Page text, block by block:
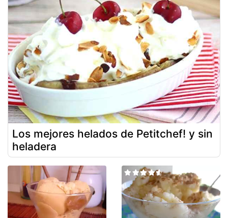
Los mejores helados de Petitchef! y sin
heladera